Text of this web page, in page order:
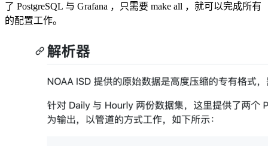
了 PostgreSQL 与 Grafana ，只需要 make all ，就可以完成所有
的配置工作。